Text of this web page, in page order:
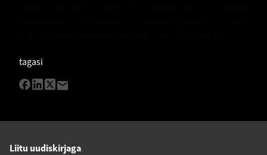
tagasi
Liitu uudiskirjaga